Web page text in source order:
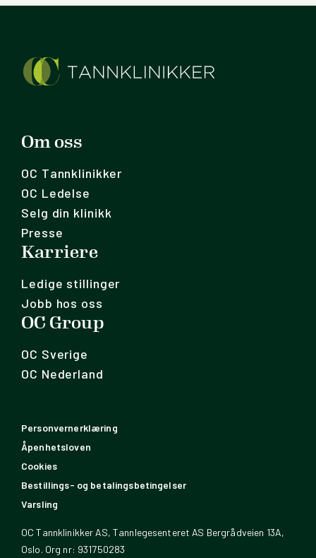
Om oss
OC Tannklinikker
OC Ledelse
Selg din klinikk
Presse
Karriere
Ledige stillinger
Jobb hos oss
OC Group
OC Sverige
OC Nederland
Personvernerklæring
Åpenhetsloven
Cookies
Bestillings- og betalingsbetingelser
Varsling
OC Tannklinikker AS, Tannlegesenteret AS Bergrådveien 13A,
Oslo. Org nr: 931750283